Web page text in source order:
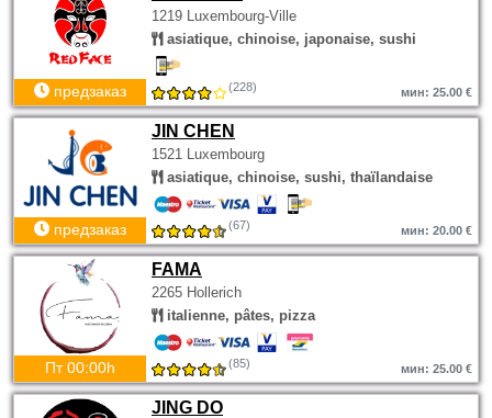
1219 Luxembourg-Ville
asiatique, chinoise, japonaise, sushi
предзаказ (228) мин: 25.00 €
JIN CHEN
1521 Luxembourg
asiatique, chinoise, sushi, thaïlandaise
предзаказ (67) мин: 20.00 €
FAMA
2265 Hollerich
italienne, pâtes, pizza
Пт 00:00h (85) мин: 25.00 €
JING DO